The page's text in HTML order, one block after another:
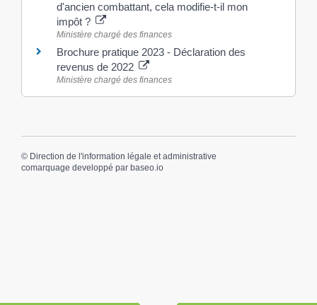
d'ancien combattant, cela modifie-t-il mon
impôt ?
Ministère chargé des finances
Brochure pratique 2023 - Déclaration des
revenus de 2022
Ministère chargé des finances
© Direction de l'information légale et administrative
comarquage developpé par baseo.io